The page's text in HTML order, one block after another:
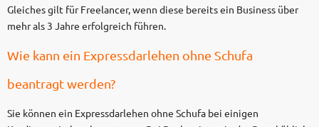
Gleiches gilt für Freelancer, wenn diese bereits ein Business über
mehr als 3 Jahre erfolgreich führen.
Wie kann ein Expressdarlehen ohne Schufa
beantragt werden?
Sie können ein Expressdarlehen ohne Schufa bei einigen